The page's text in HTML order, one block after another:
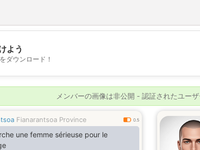
💕
よう
ダウンロード！
メンバーの画像は非公開 - 認証されたユー
Fianarantsoa Province 0.5
une femme sérieuse pour le